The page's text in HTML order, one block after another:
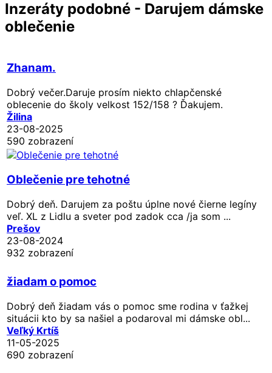
Inzeráty podobné - Darujem dámske
oblečenie
Zhanam.
Dobrý večer.Daruje prosím niekto chlapčenské
oblecenie do školy velkost 152/158 ? Ďakujem.
Žilina
23-08-2025
590 zobrazení
Oblečenie pre tehotné
Dobrý deň. Darujem za poštu úplne nové čierne legíny
veľ. XL z Lidlu a sveter pod zadok cca /ja som ...
Prešov
23-08-2024
932 zobrazení
žiadam o pomoc
Dobrý deň žiadam vás o pomoc sme rodina v ťažkej
situácii kto by sa našiel a podaroval mi dámske obl...
Veľký Krtíš
11-05-2025
690 zobrazení